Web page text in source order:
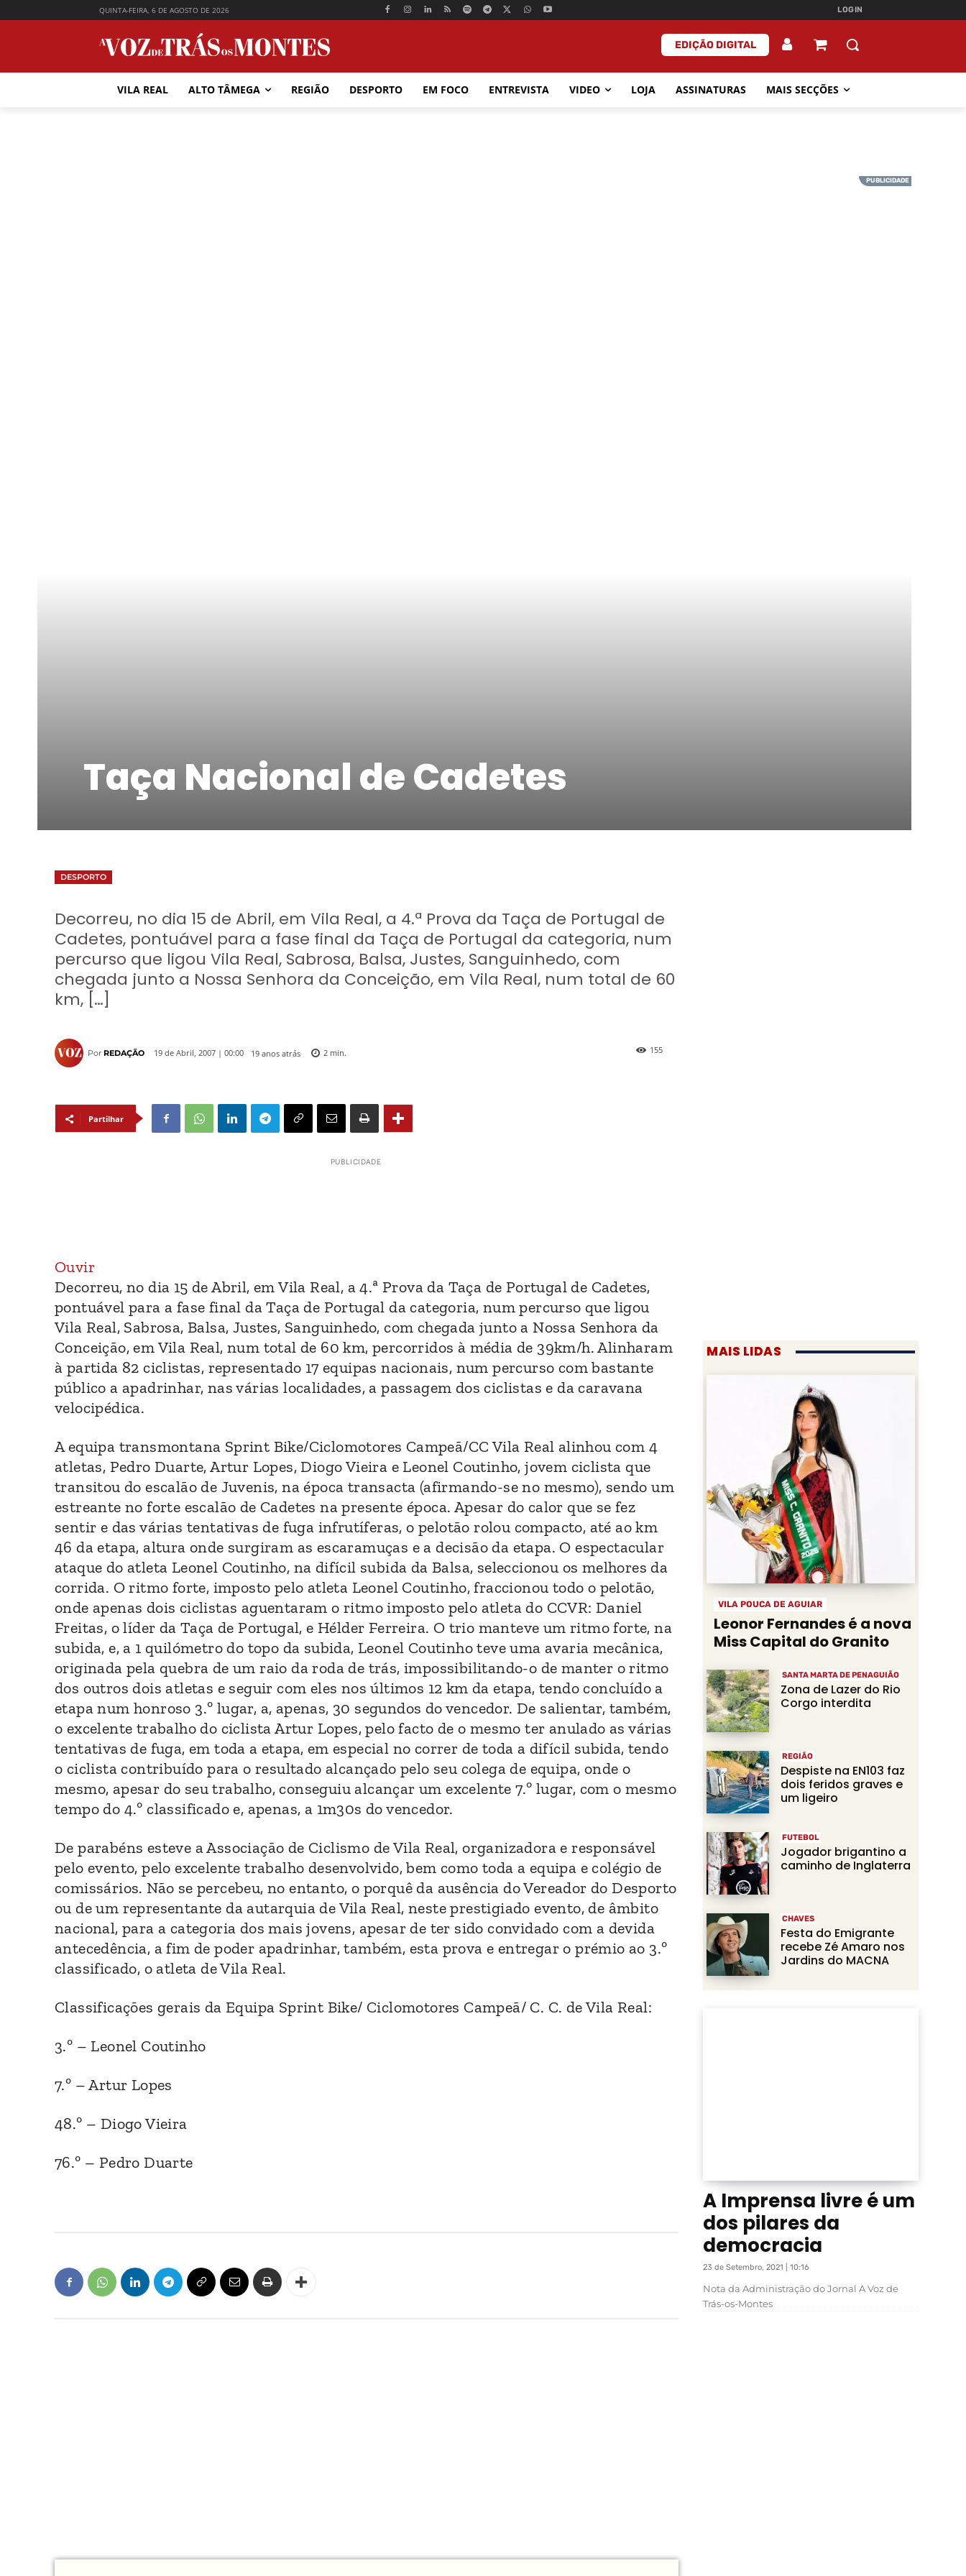
QUINTA-FEIRA, 6 DE AGOSTO DE 2026 LOGIN
EDIÇÃO DIGITAL
VILA REAL ALTO TÂMEGA REGIÃO DESPORTO EM FOCO ENTREVISTA VIDEO LOJA ASSINATURAS MAIS SECÇÕES
Taça Nacional de Cadetes
DESPORTO
Decorreu, no dia 15 de Abril, em Vila Real, a 4.ª Prova da Taça de Portugal de
Cadetes, pontuável para a fase final da Taça de Portugal da categoria, num
percurso que ligou Vila Real, Sabrosa, Balsa, Justes, Sanguinhedo, com
chegada junto a Nossa Senhora da Conceição, em Vila Real, num total de 60
km, […]
Por REDAÇÃO 19 de Abril, 2007 | 00:00 19 anos atrás 2 min. 155
Partilhar
PUBLICIDADE
Ouvir
Decorreu, no dia 15 de Abril, em Vila Real, a 4.ª Prova da Taça de Portugal de Cadetes,
pontuável para a fase final da Taça de Portugal da categoria, num percurso que ligou
Vila Real, Sabrosa, Balsa, Justes, Sanguinhedo, com chegada junto a Nossa Senhora da
Conceição, em Vila Real, num total de 60 km, percorridos à média de 39km/h. Alinharam
à partida 82 ciclistas, representado 17 equipas nacionais, num percurso com bastante
público a apadrinhar, nas várias localidades, a passagem dos ciclistas e da caravana
velocipédica.
A equipa transmontana Sprint Bike/Ciclomotores Campeã/CC Vila Real alinhou com 4
atletas, Pedro Duarte, Artur Lopes, Diogo Vieira e Leonel Coutinho, jovem ciclista que
transitou do escalão de Juvenis, na época transacta (afirmando-se no mesmo), sendo um
estreante no forte escalão de Cadetes na presente época. Apesar do calor que se fez
sentir e das várias tentativas de fuga infrutíferas, o pelotão rolou compacto, até ao km
46 da etapa, altura onde surgiram as escaramuças e a decisão da etapa. O espectacular
ataque do atleta Leonel Coutinho, na difícil subida da Balsa, seleccionou os melhores da
corrida. O ritmo forte, imposto pelo atleta Leonel Coutinho, fraccionou todo o pelotão,
onde apenas dois ciclistas aguentaram o ritmo imposto pelo atleta do CCVR: Daniel
Freitas, o líder da Taça de Portugal, e Hélder Ferreira. O trio manteve um ritmo forte, na
subida, e, a 1 quilómetro do topo da subida, Leonel Coutinho teve uma avaria mecânica,
originada pela quebra de um raio da roda de trás, impossibilitando-o de manter o ritmo
dos outros dois atletas e seguir com eles nos últimos 12 km da etapa, tendo concluído a
etapa num honroso 3.º lugar, a, apenas, 30 segundos do vencedor. De salientar, também,
o excelente trabalho do ciclista Artur Lopes, pelo facto de o mesmo ter anulado as várias
tentativas de fuga, em toda a etapa, em especial no correr de toda a difícil subida, tendo
o ciclista contribuído para o resultado alcançado pelo seu colega de equipa, onde o
mesmo, apesar do seu trabalho, conseguiu alcançar um excelente 7.º lugar, com o mesmo
tempo do 4.º classificado e, apenas, a 1m30s do vencedor.
De parabéns esteve a Associação de Ciclismo de Vila Real, organizadora e responsável
pelo evento, pelo excelente trabalho desenvolvido, bem como toda a equipa e colégio de
comissários. Não se percebeu, no entanto, o porquê da ausência do Vereador do Desporto
ou de um representante da autarquia de Vila Real, neste prestigiado evento, de âmbito
nacional, para a categoria dos mais jovens, apesar de ter sido convidado com a devida
antecedência, a fim de poder apadrinhar, também, esta prova e entregar o prémio ao 3.º
classificado, o atleta de Vila Real.
Classificações gerais da Equipa Sprint Bike/ Ciclomotores Campeã/ C. C. de Vila Real:
3.º – Leonel Coutinho
7.º – Artur Lopes
48.º – Diogo Vieira
76.º – Pedro Duarte
MAIS LIDAS
VILA POUCA DE AGUIAR
Leonor Fernandes é a nova
Miss Capital do Granito
SANTA MARTA DE PENAGUIÃO
Zona de Lazer do Rio
Corgo interdita
REGIÃO
Despiste na EN103 faz
dois feridos graves e
um ligeiro
FUTEBOL
Jogador brigantino a
caminho de Inglaterra
CHAVES
Festa do Emigrante
recebe Zé Amaro nos
Jardins do MACNA
A Imprensa livre é um
dos pilares da
democracia
23 de Setembro, 2021 | 10:16
Nota da Administração do Jornal A Voz de
Trás-os-Montes